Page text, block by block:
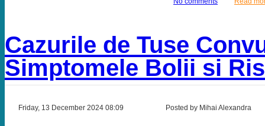
Cazurile de Tuse
Simptomele Bolii si
Friday, 13 December 2024 08:09 Posted by Mihai Alexandra